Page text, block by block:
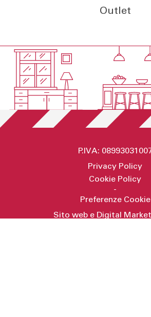
Outlet
P.IVA:
Privacy Policy
Cookie Policy
-
Preferenze Cookie
Sito web e Digital